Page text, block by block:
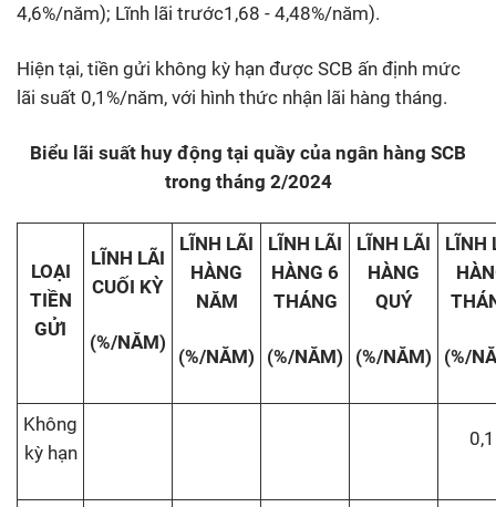
4,6%/năm); Lĩnh lãi trước1,68 - 4,48%/năm).
Hiện tại, tiền gửi không kỳ hạn được SCB ấn định mức
lãi suất 0,1%/năm, với hình thức nhận lãi hàng tháng.
Biểu lãi suất huy động tại quầy của ngân hàng SCB
trong tháng 2/2024
LOẠI
TIỀN
GỬI
LĨNH LÃI
CUỐI KỲ
(%/NĂM)
LĨNH LÃI
HÀNG
NĂM
(%/NĂM)
LĨNH LÃI
HÀNG 6
THÁNG
(%/NĂM)
LĨNH LÃI
HÀNG
QUÝ
(%/NĂM)
LĨNH
(%/
Không
kỳ hạn
0,1